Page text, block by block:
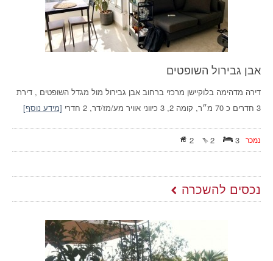
אבן גבירול השופטים
דירה מדהימה בלוקיישן מרכזי ברחוב אבן גבירול מול מגדל השופטים , דירת
3 חדרים כ 70 מ״ר, קומה 2, 3 כיווני אוויר מע/מז/דר, 2 חדרי
[מידע נוסף]
3
2
2 נמכר
נכסים להשכרה